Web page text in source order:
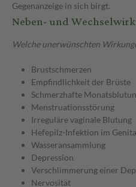
Gegenanzeige in sich birgt.
Neben- und
Welche unerwünschten
Brustschmerzen
Empfindlichkeit der Brüste
Schmerzhafte
Menstruationsstörung
Irreguläre vaginale Blutung
Hefepilz-Infektion im
Wasseransammlung
Depression
Verschlimmerung einer
Nervosität